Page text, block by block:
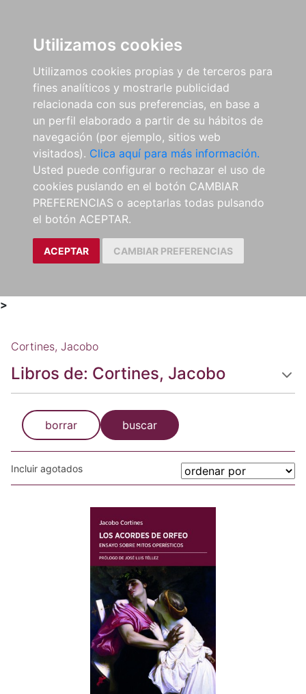
Utilizamos cookies
Utilizamos cookies propias y de terceros para
fines analíticos y mostrarle publicidad
relacionada con sus preferencias, en base a
un perfil elaborado a partir de su hábitos de
navegación (por ejemplo, sitios web
visitados). Clica aquí para más información.
Usted puede configurar o rechazar el uso de
cookies puslando en el botón CAMBIAR
PREFERENCIAS o aceptarlas todas pulsando
el botón ACEPTAR.
ACEPTAR CAMBIAR PREFERENCIAS
>
Cortines, Jacobo
Libros de: Cortines, Jacobo
borrar buscar
Incluir agotados